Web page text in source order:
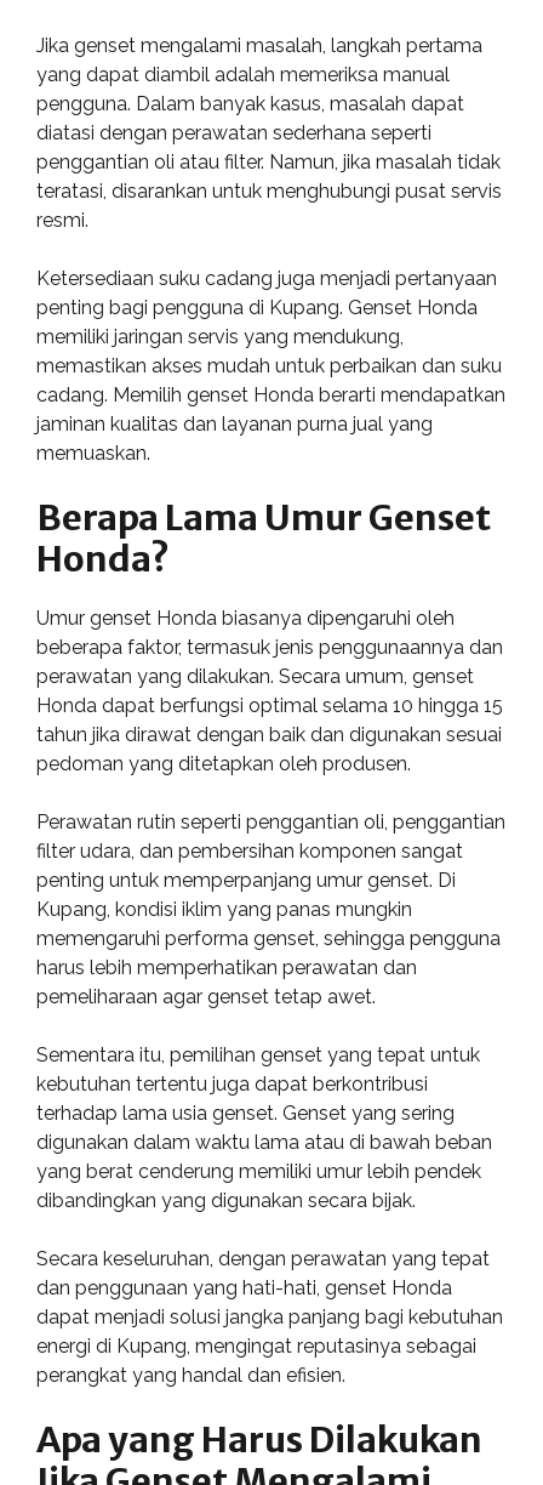
Jika genset mengalami masalah, langkah pertama
yang dapat diambil adalah memeriksa manual
pengguna. Dalam banyak kasus, masalah dapat
diatasi dengan perawatan sederhana seperti
penggantian oli atau filter. Namun, jika masalah tidak
teratasi, disarankan untuk menghubungi pusat servis
resmi.
Ketersediaan suku cadang juga menjadi pertanyaan
penting bagi pengguna di Kupang. Genset Honda
memiliki jaringan servis yang mendukung,
memastikan akses mudah untuk perbaikan dan suku
cadang. Memilih genset Honda berarti mendapatkan
jaminan kualitas dan layanan purna jual yang
memuaskan.
Berapa Lama Umur Genset
Honda?
Umur genset Honda biasanya dipengaruhi oleh
beberapa faktor, termasuk jenis penggunaannya dan
perawatan yang dilakukan. Secara umum, genset
Honda dapat berfungsi optimal selama 10 hingga 15
tahun jika dirawat dengan baik dan digunakan sesuai
pedoman yang ditetapkan oleh produsen.
Perawatan rutin seperti penggantian oli, penggantian
filter udara, dan pembersihan komponen sangat
penting untuk memperpanjang umur genset. Di
Kupang, kondisi iklim yang panas mungkin
memengaruhi performa genset, sehingga pengguna
harus lebih memperhatikan perawatan dan
pemeliharaan agar genset tetap awet.
Sementara itu, pemilihan genset yang tepat untuk
kebutuhan tertentu juga dapat berkontribusi
terhadap lama usia genset. Genset yang sering
digunakan dalam waktu lama atau di bawah beban
yang berat cenderung memiliki umur lebih pendek
dibandingkan yang digunakan secara bijak.
Secara keseluruhan, dengan perawatan yang tepat
dan penggunaan yang hati-hati, genset Honda
dapat menjadi solusi jangka panjang bagi kebutuhan
energi di Kupang, mengingat reputasinya sebagai
perangkat yang handal dan efisien.
Apa yang Harus Dilakukan